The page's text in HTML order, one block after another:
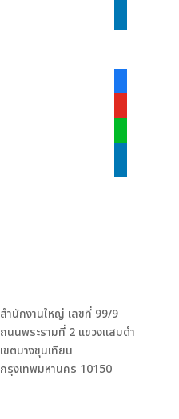
สำนักงานใหญ่ เลขที่ 99/9
ถนนพระรามที่ 2 แขวงแสมดำ
เขตบางขุนเทียน
กรุงเทพมหานคร 10150